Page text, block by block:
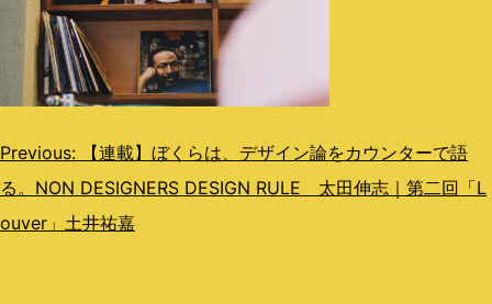
投
稿
ナ
Previous:
【連載】ぼくらは、デザイン論をカウンターで語
る。NON DESIGNERS DESIGN RULE 太田伸志｜第二回「L
ouver」土井祐嘉